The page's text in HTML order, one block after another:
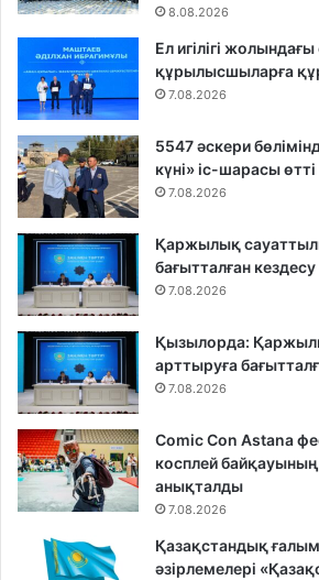
8.08.2026
Ел игілігі
құрылысшыларға
7.08.2026
5547 әскери
күні» іс-шарасы өтті
7.08.2026
Қаржылық
бағытталған кездесу
7.08.2026
Қызылорда:
арттыруға
7.08.2026
Comic Con Astana
косплей
анықталды
7.08.2026
Қазақстандық
әзірлемелері